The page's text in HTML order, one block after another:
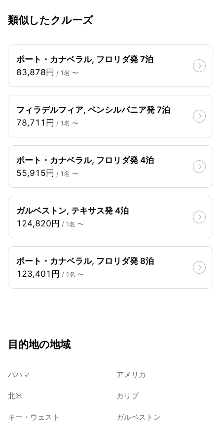
類似したクルーズ
ポート・カナベラル, フロリダ発 7泊
83,878円 / 1名 〜
フィラデルフィア, ペンシルバニア発 7泊
78,711円 / 1名 〜
ポート・カナベラル, フロリダ発 4泊
55,915円 / 1名 〜
ガルベストン, テキサス発 4泊
124,820円 / 1名 〜
ポート・カナベラル, フロリダ発 8泊
123,401円 / 1名 〜
目的地の地域
バハマ アメリカ
北米 カリブ
キー・ウェスト ガルベストン